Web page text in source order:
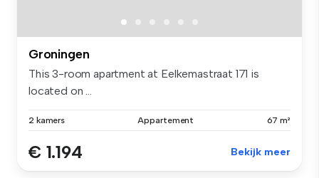
Groningen
This 3-room apartment at Eelkemastraat 171 is
located on ...
2 kamers Appartement 67 m²
€ 1.194 Bekijk meer